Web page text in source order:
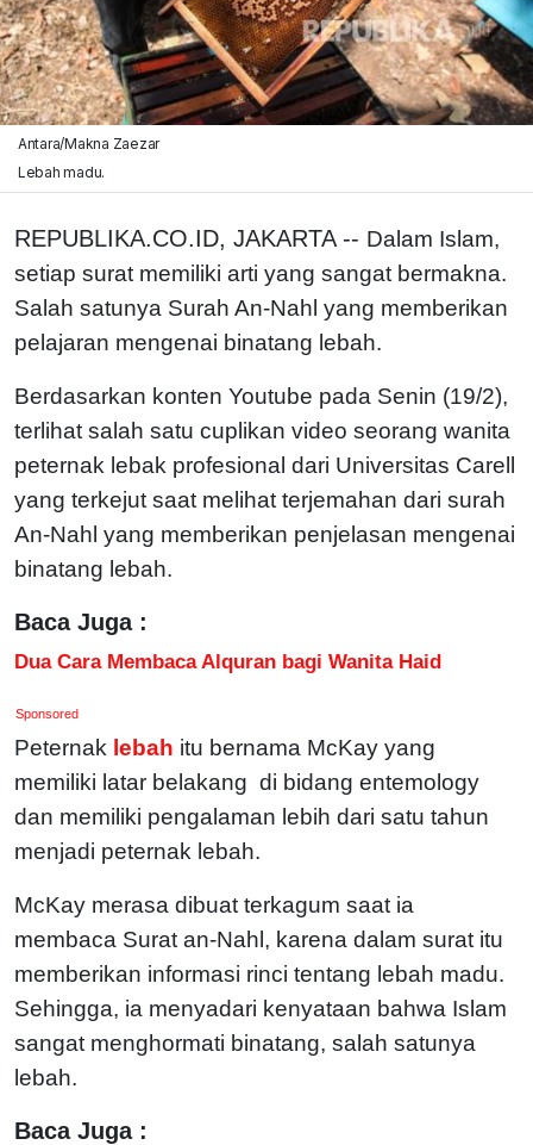
Antara/Makna Zaezar
Lebah madu.
REPUBLIKA.CO.ID, JAKARTA -- Dalam Islam,
setiap surat memiliki arti yang sangat bermakna.
Salah satunya Surah An-Nahl yang memberikan
pelajaran mengenai binatang lebah.
Berdasarkan konten Youtube pada Senin (19/2),
terlihat salah satu cuplikan video seorang wanita
peternak lebak profesional dari Universitas Carell
yang terkejut saat melihat terjemahan dari surah
An-Nahl yang memberikan penjelasan mengenai
binatang lebah.
Baca Juga :
Dua Cara Membaca Alquran bagi Wanita Haid
Sponsored
Peternak lebah itu bernama McKay yang
memiliki latar belakang di bidang entemology
dan memiliki pengalaman lebih dari satu tahun
menjadi peternak lebah.
McKay merasa dibuat terkagum saat ia
membaca Surat an-Nahl, karena dalam surat itu
memberikan informasi rinci tentang lebah madu.
Sehingga, ia menyadari kenyataan bahwa Islam
sangat menghormati binatang, salah satunya
lebah.
Baca Juga :